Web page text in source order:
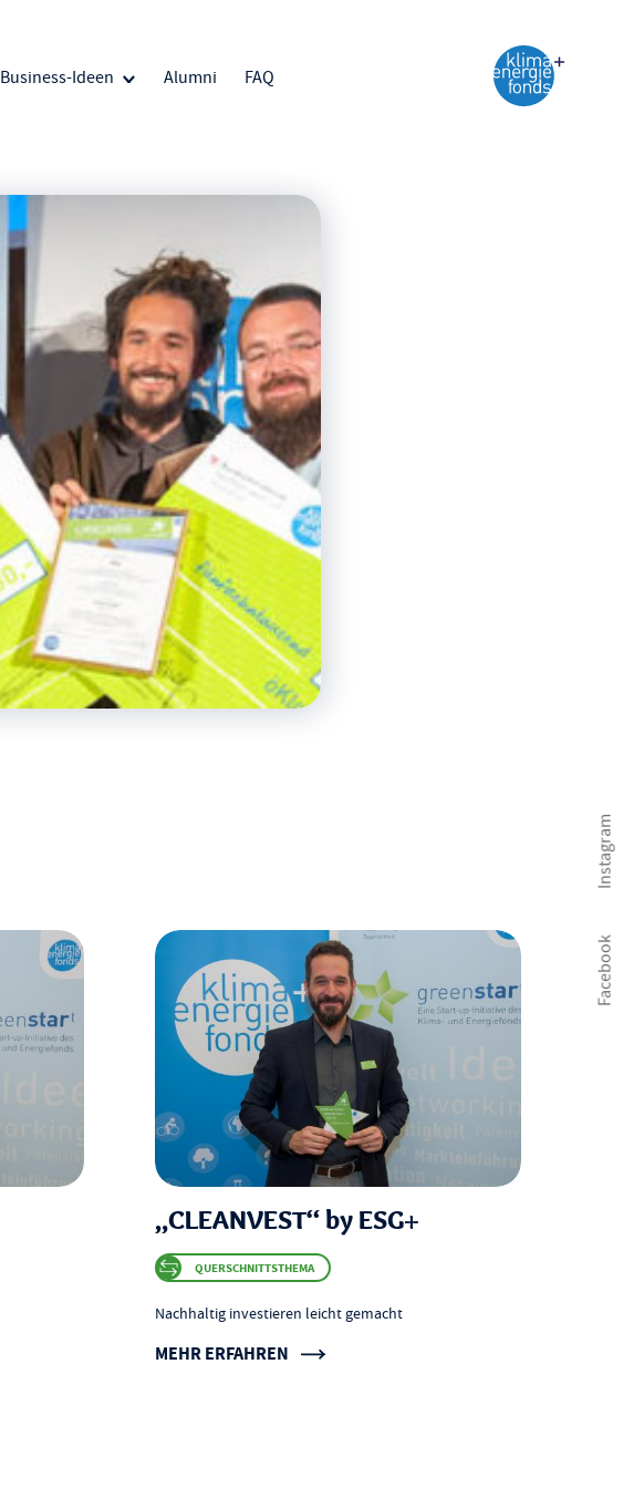
Business-Ideen Alumni FAQ
Facebook
Instagram
„CLEANVEST“ by ESG+
QUERSCHNITTSTHEMA
Nachhaltig investieren leicht gemacht
MEHR ERFAHREN